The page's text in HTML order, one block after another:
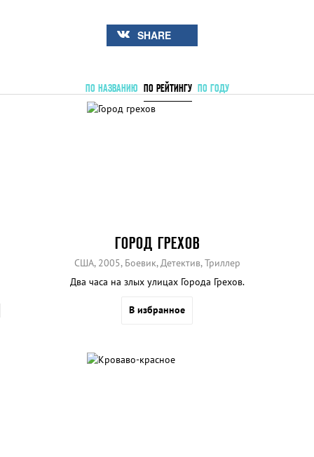
SHARE
ПО НАЗВАНИЮ ПО РЕЙТИНГУ ПО ГОДУ
ГОРОД ГРЕХОВ
США, 2005, Боевик, Детектив, Триллер
Два часа на злых улицах Города Грехов.
В избранное